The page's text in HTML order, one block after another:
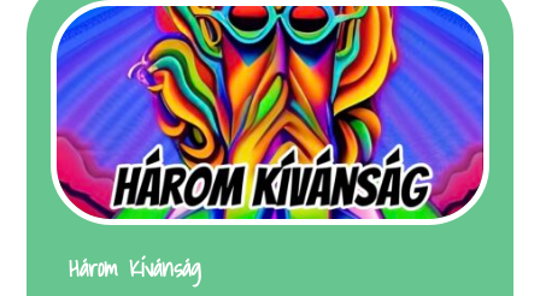
Három Kívánság